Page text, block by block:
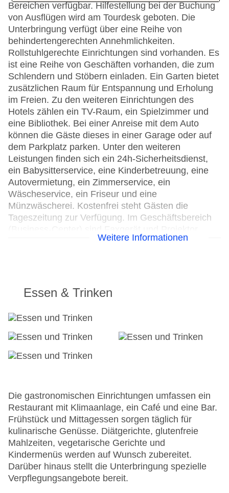
Bereichen verfügbar. Hilfestellung bei der Buchung
von Ausflügen wird am Tourdesk geboten. Die
Unterbringung verfügt über eine Reihe von
behindertengerechten Annehmlichkeiten.
Rollstuhlgerechte Einrichtungen sind vorhanden. Es
ist eine Reihe von Geschäften vorhanden, die zum
Schlendern und Stöbern einladen. Ein Garten bietet
zusätzlichen Raum für Entspannung und Erholung
im Freien. Zu den weiteren Einrichtungen des
Hotels zählen ein TV-Raum, ein Spielzimmer und
eine Bibliothek. Bei einer Anreise mit dem Auto
können die Gäste dieses in einer Garage oder auf
dem Parkplatz parken. Unter den weiteren
Leistungen finden sich ein 24h-Sicherheitsdienst,
ein Babysitterservice, eine Kinderbetreuung, eine
Autovermietung, ein Zimmerservice, ein
Wäscheservice, ein Friseur und eine
Münzwäscherei. Kostenfrei steht Gästen die
Tageszeitung zur Verfügung. Im Geschäftsbereich
Check-in von: 15:00:00
Check-out bis: 12:00:00
Garage
Garten: ohne Gebühr
Hotelsafe
Lift
Anzahl der Konferenzräume: 1
Anzahl der Aufzüge: 1
Haustiere
Zimmerservice
Sonnenterrasse
Gesamtanzahl der Stockwerke: 8
Gesamtanzahl der Zimmer: 190
Weitere Informationen
Essen & Trinken
Die gastronomischen Einrichtungen umfassen ein
Restaurant mit Klimaanlage, ein Café und eine Bar.
Frühstück und Mittagessen sorgen täglich für
kulinarische Genüsse. Diätgerichte, glutenfreie
Mahlzeiten, vegetarische Gerichte und
Kindermenüs werden auf Wunsch zubereitet.
Darüber hinaus stellt die Unterbringung spezielle
Verpflegungsangebote bereit.